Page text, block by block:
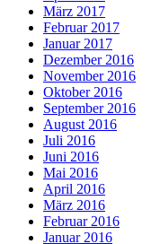
März 2017
Februar 2017
Januar 2017
Dezember 2016
November 2016
Oktober 2016
September 2016
August 2016
Juli 2016
Juni 2016
Mai 2016
April 2016
März 2016
Februar 2016
Januar 2016